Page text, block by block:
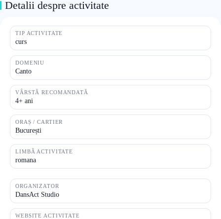
Detalii despre activitate
TIP ACTIVITATE
curs
DOMENIU
Canto
VÂRSTĂ RECOMANDATĂ
4+ ani
ORAȘ / CARTIER
București
LIMBĂ ACTIVITATE
romana
ORGANIZATOR
DansAct Studio
WEBSITE ACTIVITATE